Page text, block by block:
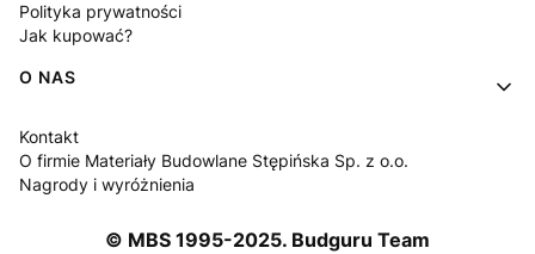
Polityka prywatności
Jak kupować?
O NAS
Kontakt
O firmie Materiały Budowlane Stępińska Sp. z o.o.
Nagrody i wyróżnienia
© MBS 1995-2025. Budguru Team